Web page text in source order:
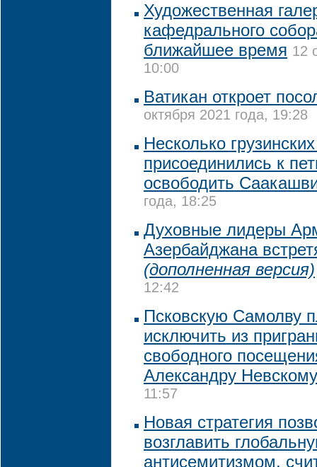
Художественная
кафедрального
ближайшее время 12
10:00
Ватикан откроет
октября 2021 года, 19:28
Несколько
присоединились к
освободить
года, 18:25
Духовные лидеры
Азербайджана
(дополненная версия)
12:42
Псковскую Самолву
исключить из
свободного
Александру Невскому
11:57
Новая стратегия
возглавить
антисемитизмом,